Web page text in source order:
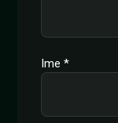
Ime *